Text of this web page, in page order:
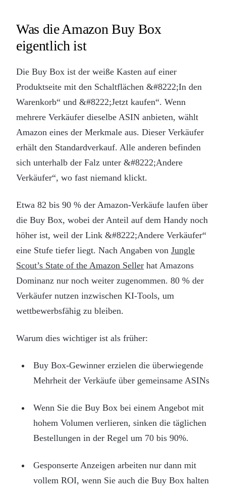
Was die Amazon Buy Box
eigentlich ist
Die Buy Box ist der weiße Kasten auf einer
Produktseite mit den Schaltflächen &#8222;In den
Warenkorb“ und &#8222;Jetzt kaufen“. Wenn
mehrere Verkäufer dieselbe ASIN anbieten, wählt
Amazon eines der Merkmale aus. Dieser Verkäufer
erhält den Standardverkauf. Alle anderen befinden
sich unterhalb der Falz unter &#8222;Andere
Verkäufer“, wo fast niemand klickt.
Etwa 82 bis 90 % der Amazon-Verkäufe laufen über
die Buy Box, wobei der Anteil auf dem Handy noch
höher ist, weil der Link &#8222;Andere Verkäufer“
eine Stufe tiefer liegt. Nach Angaben von Jungle
Scout’s State of the Amazon Seller hat Amazons
Dominanz nur noch weiter zugenommen. 80 % der
Verkäufer nutzen inzwischen KI-Tools, um
wettbewerbsfähig zu bleiben.
Warum dies wichtiger ist als früher:
Buy Box-Gewinner erzielen die überwiegende
Mehrheit der Verkäufe über gemeinsame ASINs
Wenn Sie die Buy Box bei einem Angebot mit
hohem Volumen verlieren, sinken die täglichen
Bestellungen in der Regel um 70 bis 90%.
Gesponserte Anzeigen arbeiten nur dann mit
vollem ROI, wenn Sie auch die Buy Box halten